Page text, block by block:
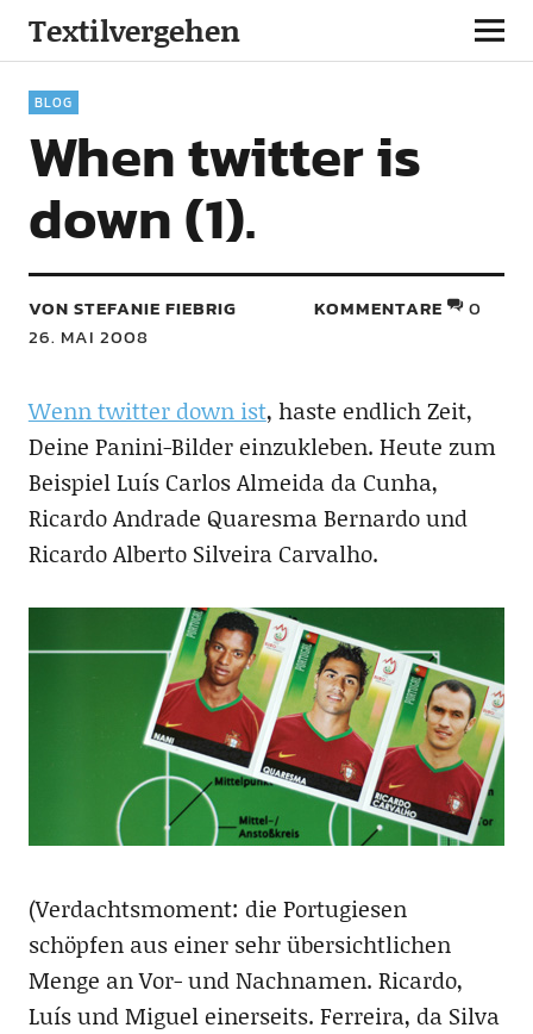
Textilvergehen
BLOG
When twitter is
down (1).
VON STEFANIE FIEBRIG
26. MAI 2008
KOMMENTARE 0
Wenn twitter down ist, haste endlich Zeit,
Deine Panini-Bilder einzukleben. Heute zum
Beispiel Luís Carlos Almeida da Cunha,
Ricardo Andrade Quaresma Bernardo und
Ricardo Alberto Silveira Carvalho.
(Verdachtsmoment: die Portugiesen
schöpfen aus einer sehr übersichtlichen
Menge an Vor- und Nachnamen. Ricardo,
Luís und Miguel einerseits. Ferreira, da Silva